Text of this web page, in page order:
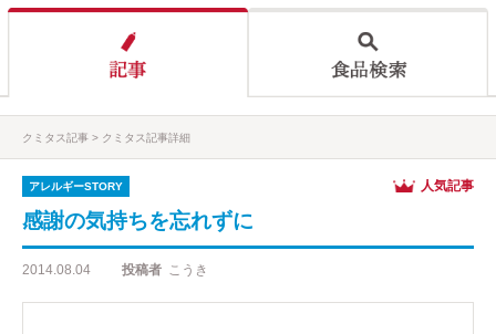
クミタス記事 クミタス記事詳細
アレルギーSTORY 人気記事
感謝の気持ちを忘れずに
2014.08.04 投稿者 こうき